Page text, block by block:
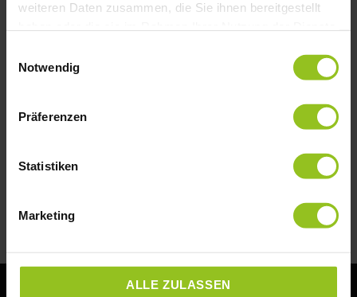
weiteren Daten zusammen, die Sie ihnen bereitgestellt
Notwendig
Präferenzen
Statistiken
Marketing
ALLE ZULASSEN
Selbstreflexion stärkt dein Selbstbewusstsein
und deine Führungskompetenz. Doch wie oft
dir bewusst zu